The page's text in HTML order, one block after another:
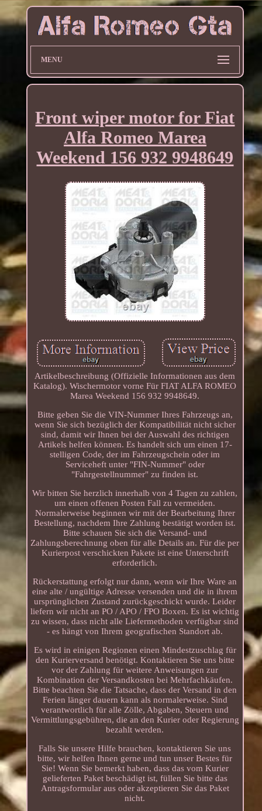
MENU
Front wiper motor for Fiat
Alfa Romeo Marea
Weekend 156 932 9948649
Artikelbeschreibung (Offizielle Informationen aus dem
Katalog). Wischermotor vorne Für FIAT ALFA ROMEO
Marea Weekend 156 932 9948649.
Bitte geben Sie die VIN-Nummer Ihres Fahrzeugs an,
wenn Sie sich bezüglich der Kompatibilität nicht sicher
sind, damit wir Ihnen bei der Auswahl des richtigen
Artikels helfen können. Es handelt sich um einen 17-
stelligen Code, der im Fahrzeugschein oder im
Serviceheft unter "FIN-Nummer" oder
"Fahrgestellnummer" zu finden ist.
Wir bitten Sie herzlich innerhalb von 4 Tagen zu zahlen,
um einen offenen Posten Fall zu vermeiden.
Normalerweise beginnen wir mit der Bearbeitung Ihrer
Bestellung, nachdem Ihre Zahlung bestätigt worden ist.
Bitte schauen Sie sich die Versand- und
Zahlungsberechnung oben für alle Details an. Für die per
Kurierpost verschickten Pakete ist eine Unterschrift
erforderlich.
Rückerstattung erfolgt nur dann, wenn wir Ihre Ware an
eine alte / ungültige Adresse versenden und die in ihrem
ursprünglichen Zustand zurückgeschickt wurde. Leider
liefern wir nicht an PO / APO / FPO Boxen. Es ist wichtig
zu wissen, dass nicht alle Liefermethoden verfügbar sind
- es hängt von Ihrem geografischen Standort ab.
Es wird in einigen Regionen einen Mindestzuschlag für
den Kurierversand benötigt. Kontaktieren Sie uns bitte
vor der Zahlung für weitere Anweisungen zur
Kombination der Versandkosten bei Mehrfachkäufen.
Bitte beachten Sie die Tatsache, dass der Versand in den
Ferien länger dauern kann als normalerweise. Sind
verantwortlich für alle Zölle, Abgaben, Steuern und
Vermittlungsgebühren, die an den Kurier oder Regierung
bezahlt werden.
Falls Sie unsere Hilfe brauchen, kontaktieren Sie uns
bitte, wir helfen Ihnen gerne und tun unser Bestes für
Sie! Wenn Sie bemerkt haben, dass das vom Kurier
gelieferten Paket beschädigt ist, füllen Sie bitte das
Antragsformular aus oder akzeptieren Sie das Paket
nicht.